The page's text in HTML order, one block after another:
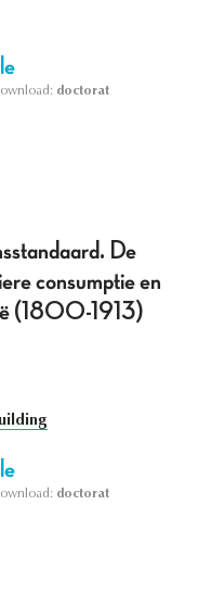
doctorat
De
consumptie en
(1800-1913)
doctorat